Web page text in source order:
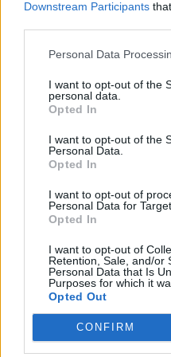
Downstream Participants
Personal Data
I want to opt-out of the
personal data.
Opted In
I want to opt-out of the
Personal Data.
Opted In
I want to opt-out of
Personal Data for
Opted In
I want to opt-out of
Retention, Sale, and/or
Personal Data that Is
Purposes for which it
Opted Out
CONFIRM
Παρακάτω
που δεχόταν
είχα υποστεί
αναλαμβάνει
Μενεγάκη μέχρι
αυτό ενοχλούσε.
αυτή κι όχι άλλη;